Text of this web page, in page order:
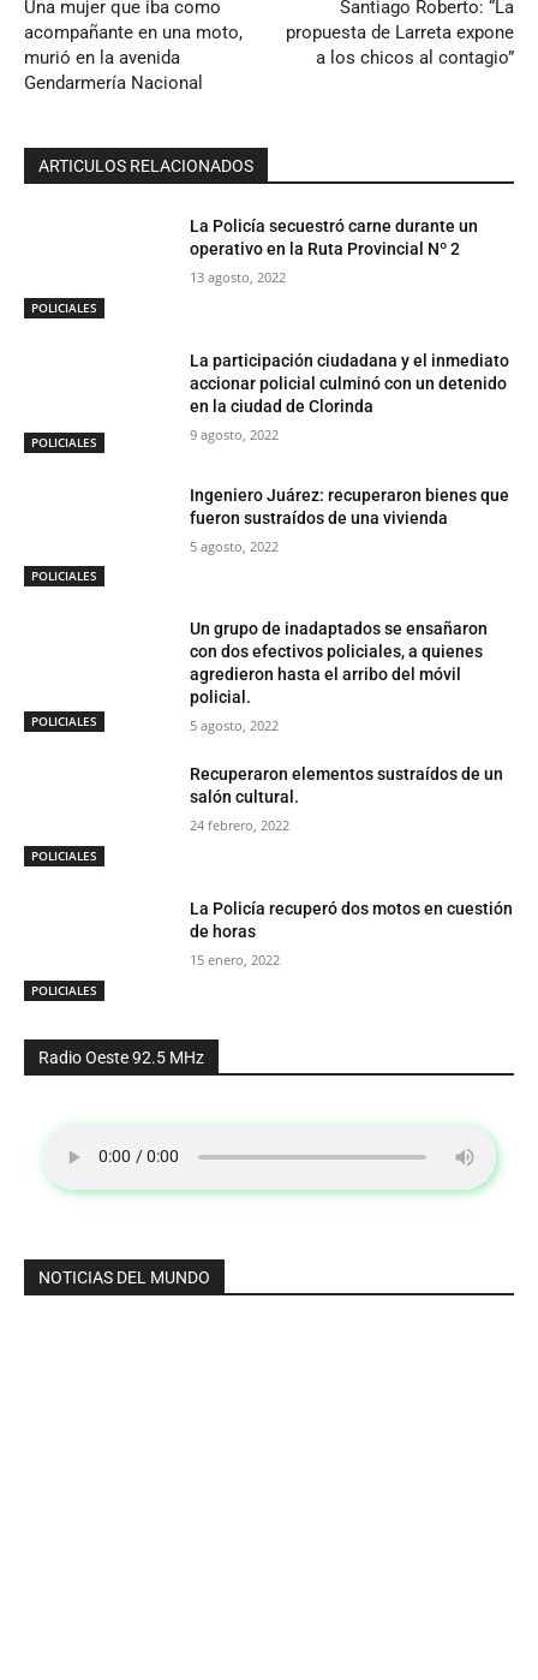
Una mujer que iba como
acompañante en una moto,
murió en la avenida
Gendarmería Nacional
Santiago Roberto: “La
propuesta de Larreta expone
a los chicos al contagio”
ARTICULOS RELACIONADOS
POLICIALES
La Policía secuestró carne durante un
operativo en la Ruta Provincial Nº 2
13 agosto, 2022
POLICIALES
La participación ciudadana y el inmediato
accionar policial culminó con un detenido
en la ciudad de Clorinda
9 agosto, 2022
POLICIALES
Ingeniero Juárez: recuperaron bienes que
fueron sustraídos de una vivienda
5 agosto, 2022
POLICIALES
Un grupo de inadaptados se ensañaron
con dos efectivos policiales, a quienes
agredieron hasta el arribo del móvil
policial.
5 agosto, 2022
POLICIALES
Recuperaron elementos sustraídos de un
salón cultural.
24 febrero, 2022
POLICIALES
La Policía recuperó dos motos en cuestión
de horas
15 enero, 2022
Radio Oeste 92.5 MHz
NOTICIAS DEL MUNDO